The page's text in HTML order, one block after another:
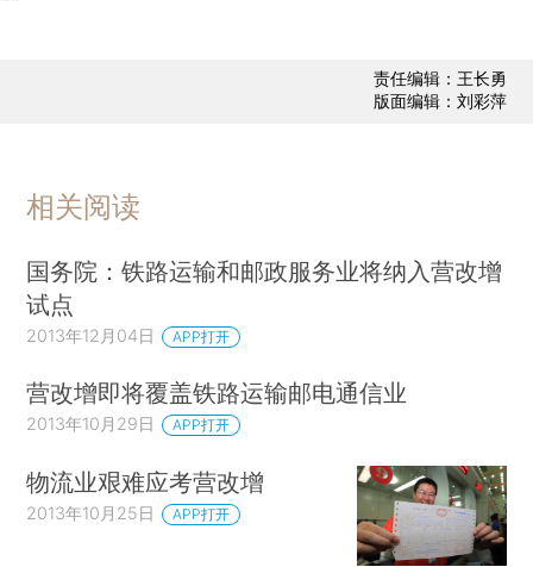
责任编辑：王长勇
版面编辑：刘彩萍
相关阅读
国务院：铁路运输和邮政服务业将纳入营改增
试点
2013年12月04日 APP打开
营改增即将覆盖铁路运输邮电通信业
2013年10月29日 APP打开
物流业艰难应考营改增
2013年10月25日 APP打开